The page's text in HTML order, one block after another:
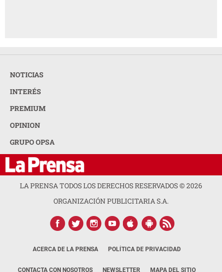
NOTICIAS
INTERÉS
PREMIUM
OPINION
GRUPO OPSA
LA PRENSA TODOS LOS DERECHOS RESERVADOS ©2026
ORGANIZACIÓN PUBLICITARIA S.A.
ACERCA DE LA PRENSA POLÍTICA DE PRIVACIDAD
CONTACTA CON NOSOTROS NEWSLETTER MAPA DEL SITIO